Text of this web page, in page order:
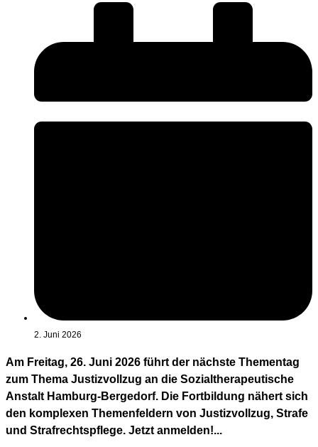
2. Juni 2026
Am Freitag, 26. Juni 2026 führt der nächste Thementag
zum Thema Justizvollzug an die Sozialtherapeutische
Anstalt Hamburg-Bergedorf. Die Fortbildung nähert sich
den komplexen Themenfeldern von Justizvollzug, Strafe
und Strafrechtspflege. Jetzt anmelden!...